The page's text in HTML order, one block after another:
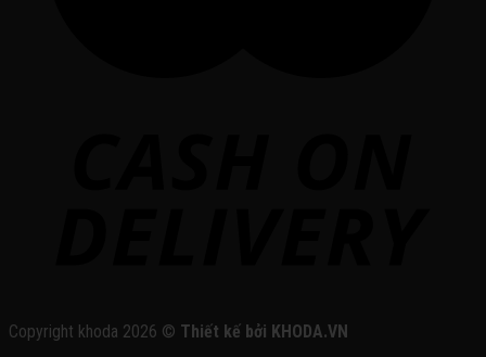
Copyright khoda 2026 © Thiết kế bởi KHODA.VN